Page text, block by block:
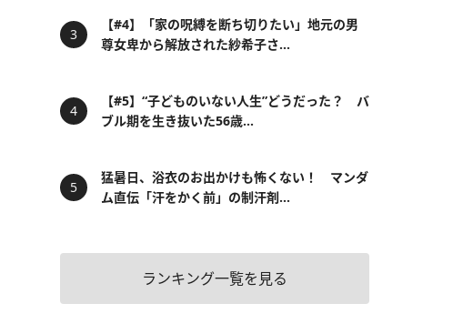
【#4】「家の呪縛を断ち切りたい」地元の男
尊女卑から解放された紗希子さ...
【#5】“子どものいない人生”どうだった？ バ
ブル期を生き抜いた56歳...
猛暑日、浴衣のお出かけも怖くない！ マンダ
ム直伝「汗をかく前」の制汗剤...
ランキング一覧を見る